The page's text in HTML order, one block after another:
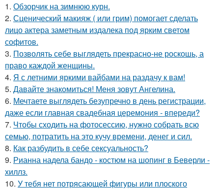
1. Обзорчик на зимнюю курн.
2. Сценический макияж ( или грим) помогает сделать
лицо актера заметным издалека под ярким светом
софитов.
3. Позволять себе выглядеть прекрасно-не роскошь, а
право каждой женщины.
4. Я с летними яркими вайбами на раздачу к вам!
5. Давайте знакомиться! Меня зовут Ангелина.
6. Мечтаете выглядеть безупречно в день регистрации,
даже если главная свадебная церемония - впереди?
7. Чтобы сходить на фотосессию, нужно собрать всю
семью, потратить на это кучу времени, денег и сил.
8. Как разбудить в себе сексуальность?
9. Рианна надела бандо - костюм на шопинг в Беверли -
хиллз.
10. У тебя нет потрясающей фигуры или плоского